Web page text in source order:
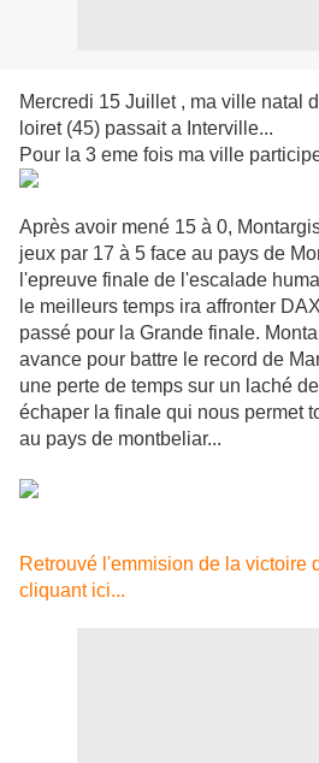
Mercredi 15 Juillet , ma ville natal
loiret (45) passait a Interville...
Pour la 3 eme fois ma ville
Après avoir mené 15 à 0,
jeux par 17 à 5 face au pays de
l'epreuve finale de l'escalade
le meilleurs temps ira affronter
passé pour la Grande finale.
avance pour battre le record de
une perte de temps sur un laché
échaper la finale qui nous permet
au pays de montbeliar...
Retrouvé l'emmision de la victoire
cliquant ici...